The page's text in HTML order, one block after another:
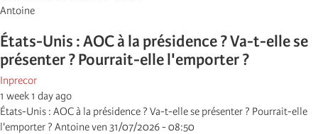
Antoine
États-Unis : AOC à la présidence ? Va-t-elle se
présenter ? Pourrait-elle l'emporter ?
Inprecor
1 week 1 day ago
États-Unis : AOC à la présidence ? Va-t-elle se présenter ? Pourrait-elle
l'emporter ? Antoine ven 31/07/2026 - 08:50